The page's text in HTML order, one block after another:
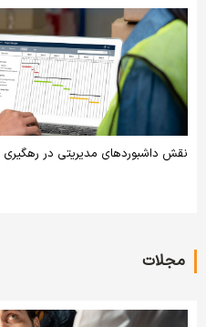
نقش داشبوردهای مدیریتی در رهگیری
مجلات